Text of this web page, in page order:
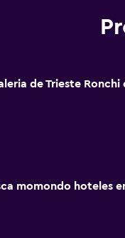
de Trieste Ronchi
momondo hoteles